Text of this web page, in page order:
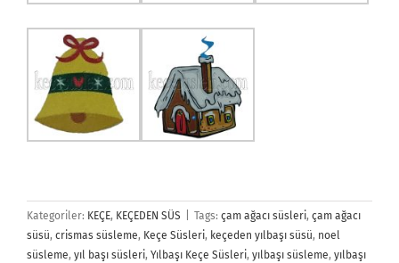
Kategoriler: KEÇE, KEÇEDEN SÜS Tags: çam ağacı süsleri, çam ağacı
süsü, crismas süsleme, Keçe Süsleri, keçeden yılbaşı süsü, noel
süsleme, yıl başı süsleri, Yılbaşı Keçe Süsleri, yılbaşı süsleme, yılbaşı